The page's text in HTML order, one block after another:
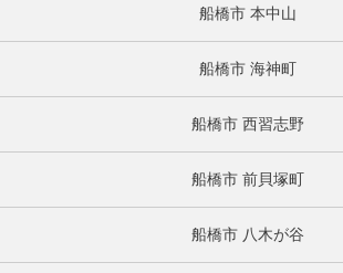
船橋市 本中山
船橋市 海神町
船橋市 西習志野
船橋市 前貝塚町
船橋市 八木が谷